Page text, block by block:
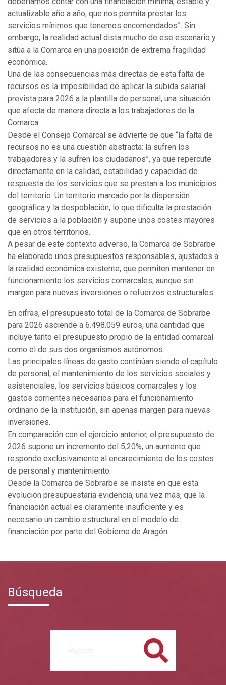
actualizable año a año, que nos permita prestar los
servicios mínimos que tenemos encomendados”. Sin
embargo, la realidad actual dista mucho de ese escenario y
sitúa a la Comarca en una posición de extrema fragilidad
económica.
Una de las consecuencias más directas de esta falta de
recursos es la imposibilidad de aplicar la subida salarial
prevista para 2026 a la plantilla de personal, una situación
que afecta de manera directa a los trabajadores de la
Comarca.
Desde el Consejo Comarcal se advierte de que “la falta de
recursos no es una cuestión abstracta: la sufren los
trabajadores y la sufren los ciudadanos”, ya que repercute
directamente en la calidad, estabilidad y capacidad de
respuesta de los servicios que se prestan a los municipios
del territorio. Un territorio marcado por la dispersión
geográfica y la despoblación, lo que dificulta la prestación
de servicios a la población y supone unos costes mayores
que en otros territorios.
A pesar de este contexto adverso, la Comarca de Sobrarbe
ha elaborado unos presupuestos responsables, ajustados a
la realidad económica existente, que permiten mantener en
funcionamiento los servicios comarcales, aunque sin
margen para nuevas inversiones o refuerzos estructurales.
En cifras, el presupuesto total de la Comarca de Sobrarbe
para 2026 asciende a 6.498.059 euros, una cantidad que
incluye tanto el presupuesto propio de la entidad comarcal
como el de sus dos organismos autónomos.
Las principales líneas de gasto continúan siendo el capítulo
de personal, el mantenimiento de los servicios sociales y
asistenciales, los servicios básicos comarcales y los
gastos corrientes necesarios para el funcionamiento
ordinario de la institución, sin apenas margen para nuevas
inversiones.
En comparación con el ejercicio anterior, el presupuesto de
2026 supone un incremento del 5,20%, un aumento que
responde exclusivamente al encarecimiento de los costes
de personal y mantenimiento.
Desde la Comarca de Sobrarbe se insiste en que esta
evolución presupuestaria evidencia, una vez más, que la
financiación actual es claramente insuficiente y es
necesario un cambio estructural en el modelo de
financiación por parte del Gobierno de Aragón.
Búsqueda
Buscar